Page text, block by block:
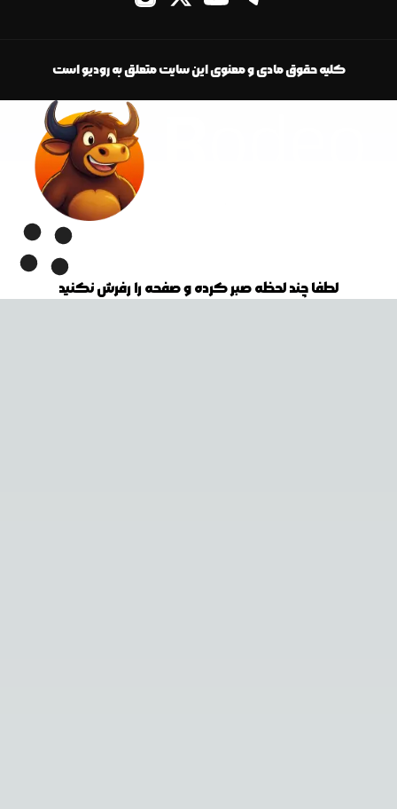
کلیه حقوق مادی و معنوی این سایت متعلق به رودیو است
لطفا چند لحظه صبر کرده و صفحه را رفرش نکنید